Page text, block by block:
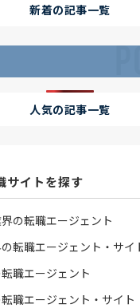
新着の記事一覧
人気の記事一覧
サイトを探す
の転職エージェント
転職エージェント・サイ
職エージェント
職エージェント・サイト